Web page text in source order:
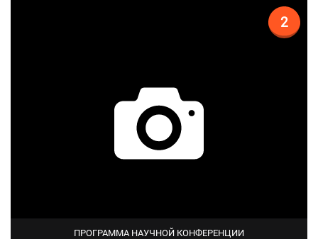
2
ПРОГРАММА НАУЧНОЙ КОНФЕРЕНЦИИ